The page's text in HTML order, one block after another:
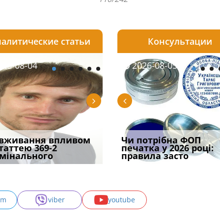
05
військової
за ігн
2026-08-05
Чоловік помер, але
позика залишилася: як
фраза «на
статьи
08-04
впливом
369-2
2026-08-04
Переоформлення
відстрочки за іншою
підставою: нов
Консультации
2026-07-23
під час
стану: як діяти
2026-08-05
Чи потрібна ФОП
печатка у 2026 році:
правила засто
2026-07-30
При зарахуванні в
покарання днів
тримання пі
viber youtube